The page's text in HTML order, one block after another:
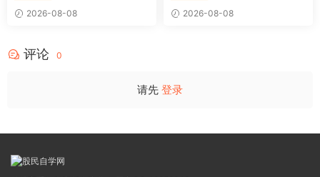
〖极致主力〗主副图/选股 放
量不算突破，站上压力才算！
2026-08-08
〖超强MACD〗副图指标 斐波
那契+三重共振，捕捉买卖
2026-08-08
评论 0
请先 登录